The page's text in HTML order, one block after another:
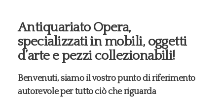
Antiquariato Opera,
specializzati in mobili, oggetti
d’arte e pezzi collezionabili!
Benvenuti, siamo il vostro punto di riferimento
autorevole per tutto ciò che riguarda